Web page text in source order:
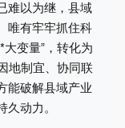
难以为继，县域
唯有牢牢抓住科
变量”，转化为
地制宜、协同联
能破解县域产业
动力。